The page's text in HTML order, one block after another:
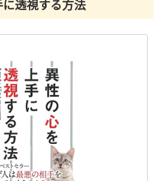
透視する方法